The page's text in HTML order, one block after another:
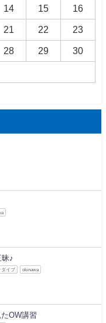
14 15 16
21 22 23
28 29 30
♪
ダイブ okinawa
OW講習